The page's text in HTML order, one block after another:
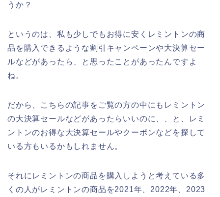
うか？
というのは、私も少しでもお得に安くレミントンの商
品を購入できるような割引キャンペーンや大決算セー
ルなどがあったら、と思ったことがあったんですよ
ね。
だから、こちらの記事をご覧の方の中にもレミントン
の大決算セールなどがあったらいいのに、、と、レミ
ントンのお得な大決算セールやクーポンなどを探して
いる方もいるかもしれません。
それにレミントンの商品を購入しようと考えている多
くの人がレミントンの商品を2021年、2022年、2023